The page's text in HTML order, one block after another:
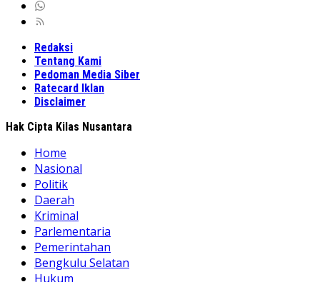
Redaksi
Tentang Kami
Pedoman Media Siber
Ratecard Iklan
Disclaimer
Hak Cipta Kilas Nusantara
Home
Nasional
Politik
Daerah
Kriminal
Parlementaria
Pemerintahan
Bengkulu Selatan
Hukum